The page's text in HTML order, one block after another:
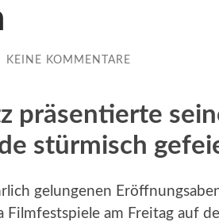
KEINE KOMMENTARE
präsentierte
stürmisch
gelungenen
am Freitag auf